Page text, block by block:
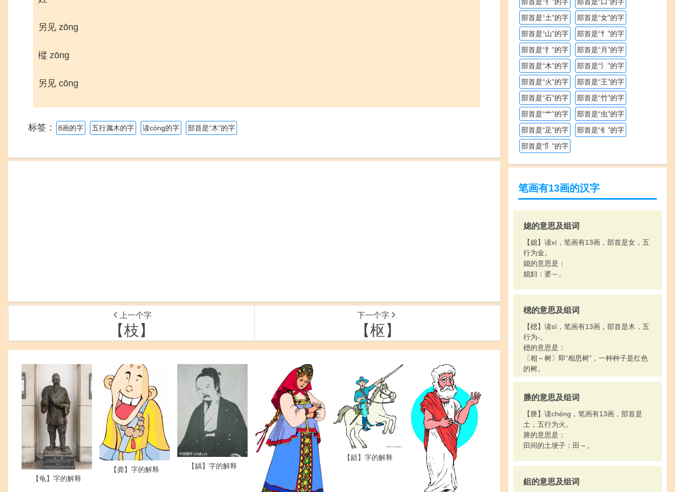
另见 zōng
樅 zōng
另见 cōng
标签： 8画的字 五行属木的字 读cóng的字 部首是“木”的字
上一个字
【枝】
下一个字
【枢】
【龟】字的解释
【龚】字的解释 【龋】字的解释
【龉】字的解释
部首是“土”的字
部首是“女”的字
部首是“山”的字
部首是“忄”的字
部首是“扌”的字
部首是“月”的字
部首是“木”的字
部首是“氵”的字
部首是“火”的字
部首是“王”的字
部首是“石”的字
部首是“竹”的字
部首是“艹”的字
部首是“虫”的字
部首是“足”的字
部首是“钅”的字
部首是“阝”的字
笔画有13画的汉字
媳的意思及组词
【媳】读xí，笔画有13画，部首是女，五
行为金。
媳的意思是：
媳妇：婆～。
楒的意思及组词
【楒】读sī，笔画有13画，部首是木，五
行为-。
楒的意思是：
〔相～树〕即“相思树”，一种种子是红色
的树。
塍的意思及组词
【塍】读chéng，笔画有13画，部首是
土，五行为火。
塍的意思是：
田间的土埂子：田～。
鉏的意思及组词